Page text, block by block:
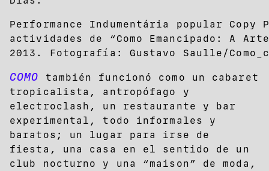
Performance Indumentária popular Copy
actividades de “Como Emancipado: A
2013. Fotografía: Gustavo Saulle/
COMO también funcionó como un cabaret
tropicalista, antropófago y
electroclash, un restaurante y bar
experimental, todo informales y
baratos; un lugar para irse de
fiesta, una casa en el sentido de un
club nocturno y una “maison” de moda,